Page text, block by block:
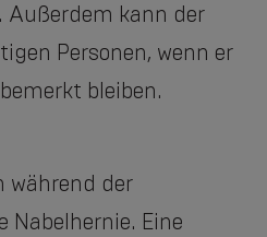
kann der
Personen, wenn er
bleiben.
während der
Nabelhernie. Eine